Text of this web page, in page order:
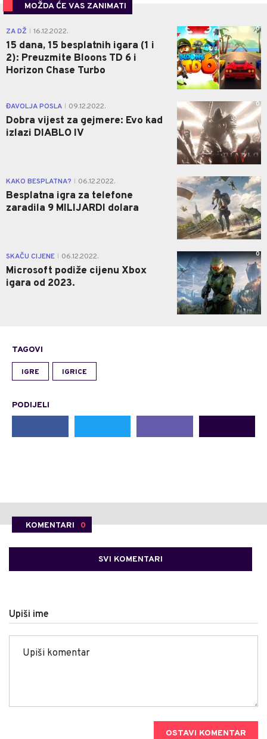
MOŽDA ĆE VAS ZANIMATI
ZA DŽ 16.12.2022.
15 dana, 15 besplatnih igara (1 i
2): Preuzmite Bloons TD 6 i
Horizon Chase Turbo
0
ĐAVOLJA POSLA 09.12.2022.
Dobra vijest za gejmere: Evo kad
izlazi DIABLO IV
0
KAKO BESPLATNA? 06.12.2022.
Besplatna igra za telefone
zaradila 9 MILIJARDI dolara
0
SKAČU CIJENE 06.12.2022.
Microsoft podiže cijenu Xbox
igara od 2023.
0
TAGOVI
IGRE IGRICE
PODIJELI
KOMENTARI 0
SVI KOMENTARI
Upiši ime
OSTAVI KOMENTAR